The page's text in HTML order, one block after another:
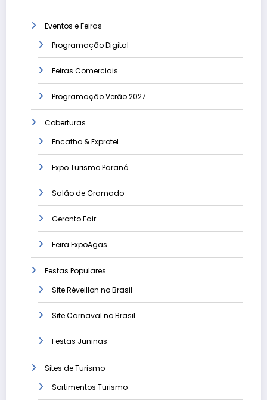
Eventos e Feiras
Programação Digital
Feiras Comerciais
Programação Verão 2027
Coberturas
Encatho & Exprotel
Expo Turismo Paraná
Salão de Gramado
Geronto Fair
Feira ExpoAgas
Festas Populares
Site Réveillon no Brasil
Site Carnaval no Brasil
Festas Juninas
Sites de Turismo
Sortimentos Turismo